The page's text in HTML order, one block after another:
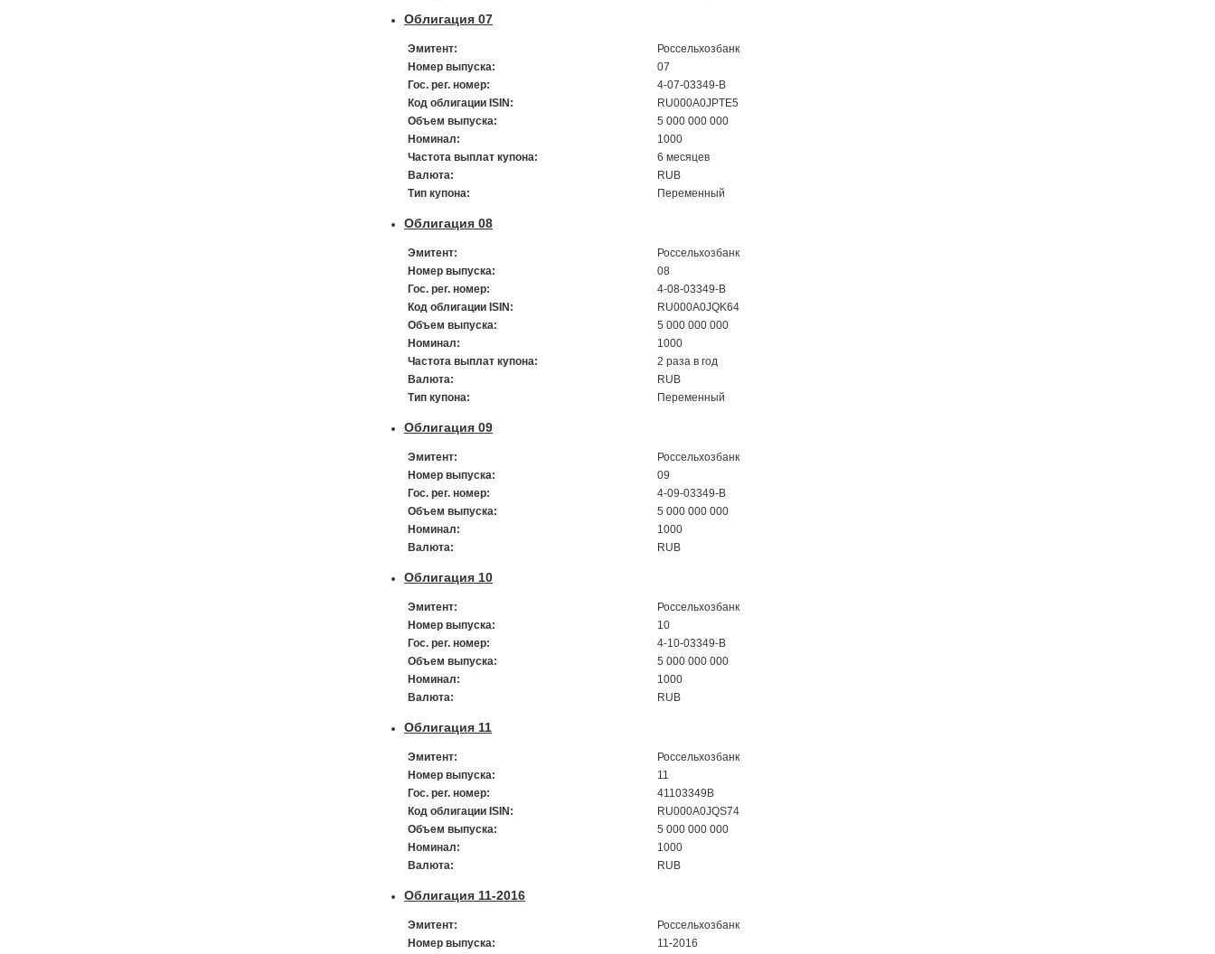
Облигация 07
Эмитент:
Россельхозбанк
Номер выпуска:
07
Гос. рег. номер:
4-07-03349-В
Код облигации ISIN:
RU000A0JPTE5
Объем выпуска:
5 000 000 000
Номинал:
1000
Частота выплат купона:
6 месяцев
Валюта:
RUB
Тип купона:
Переменный
Облигация 08
Эмитент:
Россельхозбанк
Номер выпуска:
08
Гос. рег. номер:
4-08-03349-B
Код облигации ISIN:
RU000A0JQK64
Объем выпуска:
5 000 000 000
Номинал:
1000
Частота выплат купона:
2 раза в год
Валюта:
RUB
Тип купона:
Переменный
Облигация 09
Эмитент:
Россельхозбанк
Номер выпуска:
09
Гос. рег. номер:
4-09-03349-B
Объем выпуска:
5 000 000 000
Номинал:
1000
Валюта:
RUB
Облигация 10
Эмитент:
Россельхозбанк
Номер выпуска:
10
Гос. рег. номер:
4-10-03349-B
Объем выпуска:
5 000 000 000
Номинал:
1000
Валюта:
RUB
Облигация 11
Эмитент:
Россельхозбанк
Номер выпуска:
11
Гос. рег. номер:
41103349B
Код облигации ISIN:
RU000A0JQS74
Объем выпуска:
5 000 000 000
Номинал:
1000
Валюта:
RUB
Облигация 11-2016
Эмитент:
Россельхозбанк
Номер выпуска:
11-2016